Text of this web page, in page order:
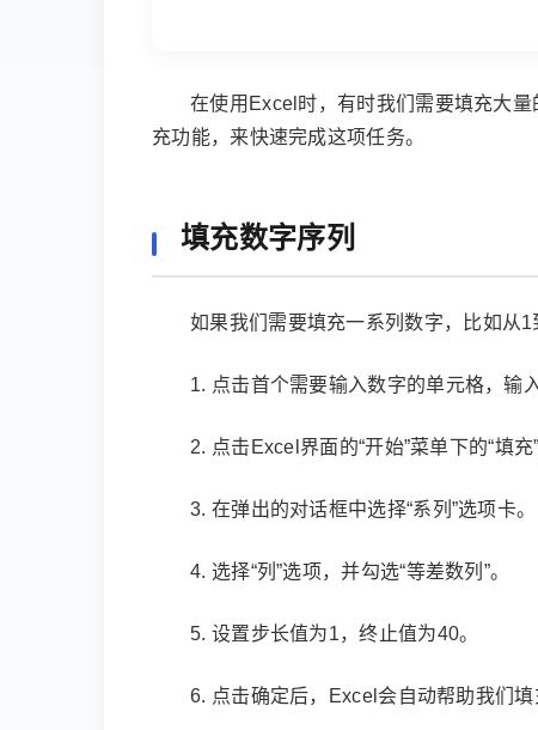
在使用Excel时，有时我们需要填充大
充功能，来快速完成这项任务。
填充数字序列
如果我们需要填充一系列数字，比如从1
1. 点击首个需要输入数字的单元格，输
2. 点击Excel界面的“开始”菜单下的“填充”
3. 在弹出的对话框中选择“系列”选项卡。
4. 选择“列”选项，并勾选“等差数列”。
5. 设置步长值为1，终止值为40。
6. 点击确定后，Excel会自动帮助我们填